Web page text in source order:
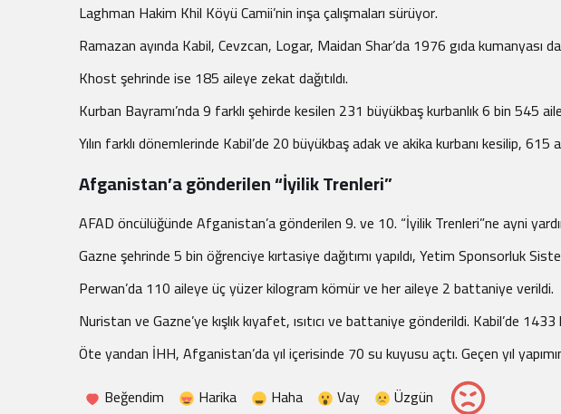
Laghman Hakim Khil Köyü Camii’nin inşa çalışmaları sürüyor.
Ramazan ayında Kabil, Cevzcan, Logar, Maidan Shar’da 1976 gıda kumanyası
Khost şehrinde ise 185 aileye zekat dağıtıldı.
Kurban Bayramı’nda 9 farklı şehirde kesilen 231 büyükbaş kurbanlık 6 bin 545
Yılın farklı dönemlerinde Kabil’de 20 büyükbaş adak ve akika kurbanı kesilip, 615
Afganistan’a gönderilen “İyilik Trenleri”
AFAD öncülüğünde Afganistan’a gönderilen 9. ve 10. “İyilik Trenleri”ne ayni
Gazne şehrinde 5 bin öğrenciye kırtasiye dağıtımı yapıldı, Yetim Sponsorluk
Perwan’da 110 aileye üç yüzer kilogram kömür ve her aileye 2 battaniye verildi.
Nuristan ve Gazne’ye kışlık kıyafet, ısıtıcı ve battaniye gönderildi. Kabil’de
Öte yandan İHH, Afganistan’da yıl içerisinde 70 su kuyusu açtı. Geçen yıl
Beğendim
Harika Haha Vay
Üzgün